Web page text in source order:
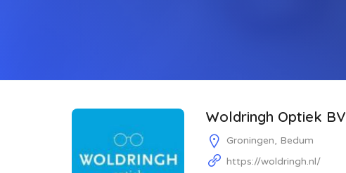
Woldringh Optiek BV
Groningen, Bedum
https://woldringh.nl/